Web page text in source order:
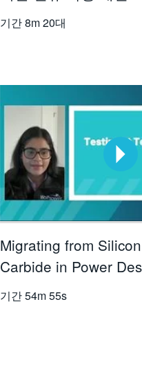
기간8m 20대
Migrating from
Carbide in Power
기간54m 55s